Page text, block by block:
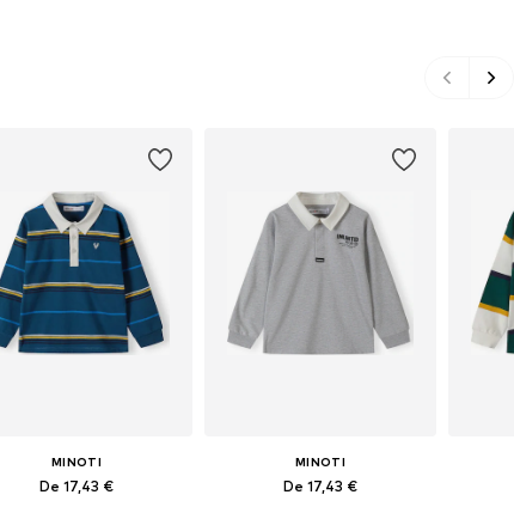
MINOTI
De 17,43 €
MINOTI
De 17,43 €